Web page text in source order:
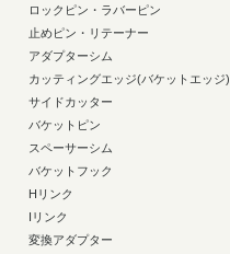
ロックピン・ラバーピン
止めピン・リテーナー
アダプターシム
カッティングエッジ(バケットエッジ)
サイドカッター
バケットピン
スペーサーシム
バケットフック
Hリンク
Iリンク
変換アダプター